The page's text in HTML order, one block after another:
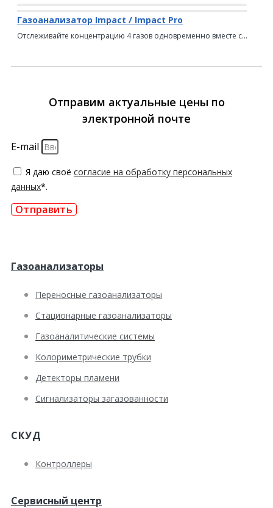
Газоанализатор Impact / Impact Pro
Отслеживайте концентрацию 4 газов одновременно вместе с...
Отправим актуальные цены по
электронной почте
E-mail
Я даю своё согласие на обработку персональных
данных*.
Отправить
Газоанализаторы
Переносные газоанализаторы
Стационарные газоанализаторы
Газоаналитические системы
Колориметрические трубки
Детекторы пламени
Сигнализаторы загазованности
СКУД
Контроллеры
Сервисный центр